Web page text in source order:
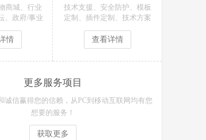
商城、行业
、政府/事业
情
技术支援、安全防护、模板
定制、插件定制、技术方案
查看详情
更多服务项目
诚信赢得您的信赖，从PC到移动互联网均有您
想要的服务！
获取更多